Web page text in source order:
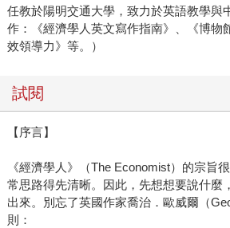
任教於陽明交通大學，致力於英語教學與
作：《經濟學人英文寫作指南》、《博物
效領導力》等。）
試閱
【序言】
《經濟學人》（The Economist）的宗旨
常思路得先清晰。因此，先想想要說什麼
出來。別忘了英國作家喬治．歐威爾（
則：